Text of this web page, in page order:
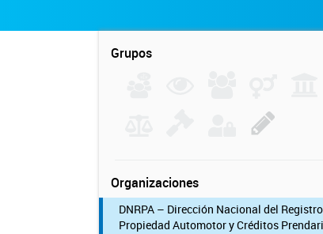
Grupos
Organizaciones
DNRPA – Dirección Nacional del
Propiedad Automotor y Créditos